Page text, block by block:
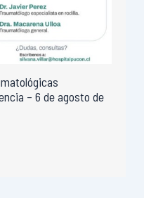
– 6 de agosto de